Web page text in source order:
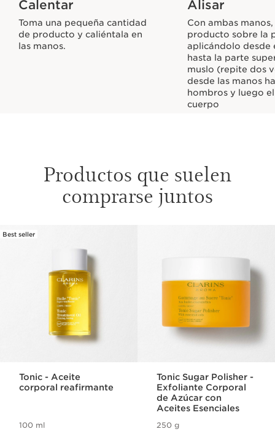
Calentar
Toma una pequeña cantidad
de producto y caliéntala en
las manos.
Alisar
Con ambas
producto sobre la
aplicándolo desde
hasta la parte
muslo (repite dos
desde las manos
hombros y luego
cuerpo
Productos que suelen
comprarse juntos
IR AL CONTENIDO
Best seller
Tonic - Aceite
corporal reafirmante
100 ml
Tonic Sugar Polisher -
Exfoliante Corporal
de Azúcar con
Aceites Esenciales
250 g